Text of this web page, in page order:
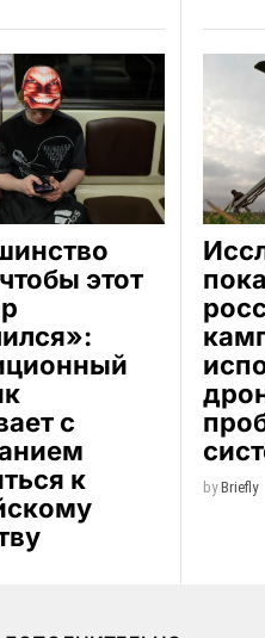
этот
с
к
byBriefly